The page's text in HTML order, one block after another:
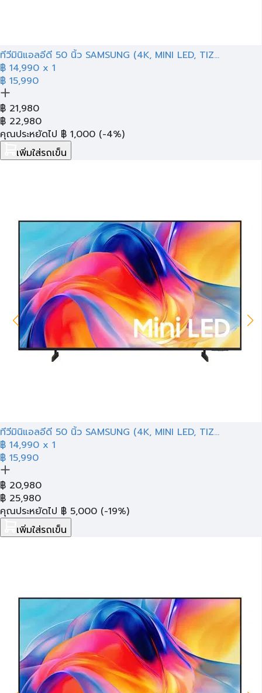
ทีวีมินิแอลอีดี 50 นิ้ว SAMSUNG (4K, MINI LED, TIZ...
฿ 14,990 x 1
฿ 15,990
฿ 21,980
฿ 22,980
คุณประหยัดไป ฿ 1,000 (-4%)
เพิ่มใส่รถเข็น
ทีวีมินิแอลอีดี 50 นิ้ว SAMSUNG (4K, MINI LED, TIZ...
฿ 14,990 x 1
฿ 15,990
฿ 20,980
฿ 25,980
คุณประหยัดไป ฿ 5,000 (-19%)
เพิ่มใส่รถเข็น